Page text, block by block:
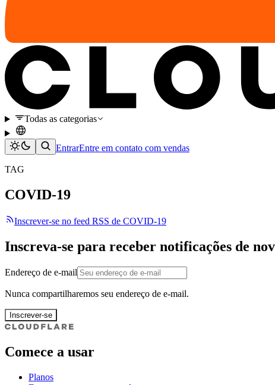
Todas as categorias
EntrarEntre em contato com vendas
TAG
COVID-19
Inscrever-se no feed RSS de COVID-19
Inscreva-se para receber notificações de
Endereço de e-mail
Nunca compartilharemos seu endereço de e-mail.
Inscrever-se
Comece a usar
Planos